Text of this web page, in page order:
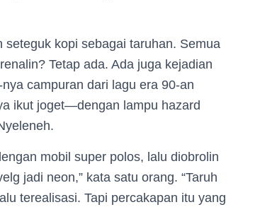
kopi sebagai taruhan. Semua
Tetap ada. Ada juga kejadian
campuran dari lagu era 90-an
ikut joget—dengan lampu hazard
mobil super polos, lalu diobrolin
jadi neon,” kata satu orang. “Taruh
terealisasi. Tapi percakapan itu yang